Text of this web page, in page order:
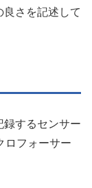
さを記述して
録するセンサー
ロフォーサー